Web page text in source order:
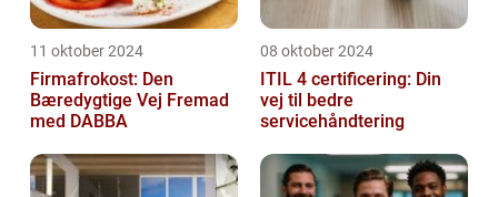
11 oktober 2024
Firmafrokost: Den
Bæredygtige Vej Fremad
med DABBA
08 oktober 2024
ITIL 4 certificering: Din
vej til bedre
servicehåndtering